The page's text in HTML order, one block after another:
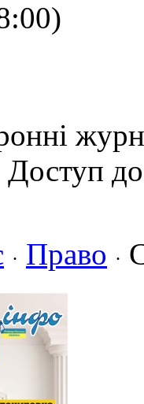
Доступ
· Право ·